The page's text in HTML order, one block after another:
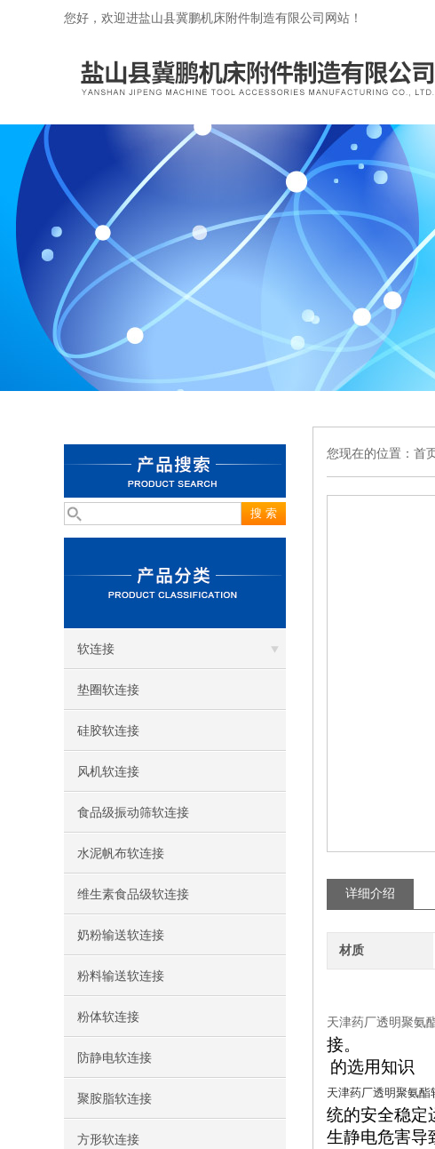
您好，欢迎进盐山县冀鹏机床附件制造有限公司网站！
软连接
垫圈软连接
硅胶软连接
风机软连接
食品级振动筛软连接
水泥帆布软连接
维生素食品级软连接
奶粉输送软连接
粉料输送软连接
粉体软连接
防静电软连接
聚胺脂软连接
方形软连接
您现在的位置： 首页
详细介绍
材质
天津药厂透明聚氨
接。
的选用知识
天津药厂透明聚氨酯
统的安全稳定
生静电危害导